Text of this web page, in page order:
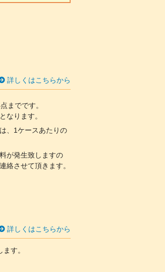
詳しくはこちらから
までです。
なります。
、1ケースあたりの
が発生致しますの
絡させて頂きます。
詳しくはこちらから
す。